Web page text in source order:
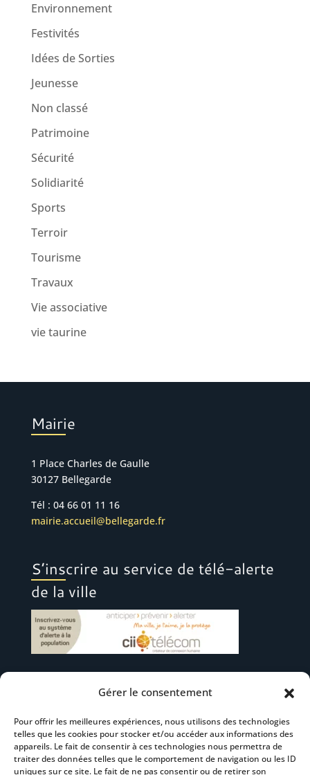
Gérer le consentement
Pour offrir les meilleures expériences, nous utilisons des technologies
telles que les cookies pour stocker et/ou accéder aux informations des
appareils. Le fait de consentir à ces technologies nous permettra de
traiter des données telles que le comportement de navigation ou les ID
uniques sur ce site. Le fait de ne pas consentir ou de retirer son
Environnement
Festivités
Idées de Sorties
Jeunesse
Non classé
Patrimoine
Sécurité
Solidiarité
Sports
Terroir
Tourisme
Travaux
Vie associative
vie taurine
Mairie
1 Place Charles de Gaulle
30127 Bellegarde
Tél : 04 66 01 11 16
mairie.accueil@bellegarde.fr
S’inscrire au service de télé-alerte
de la ville
Suivez-nous